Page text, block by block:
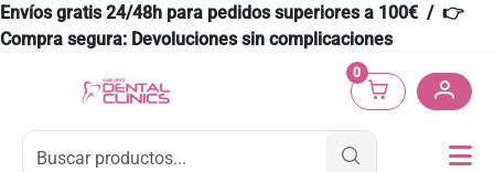
Envíos gratis 24/48h para pedidos superiores a 100€ / 👉
Compra segura: Devoluciones sin complicaciones
0